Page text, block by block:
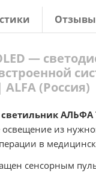
Отзывы
—
(Россия)
из
в
сенсорным